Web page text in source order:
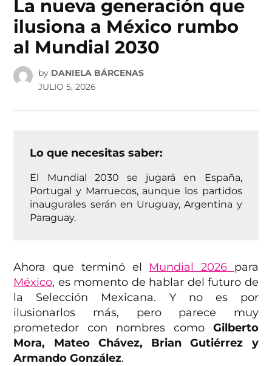
La nueva generación que
ilusiona a México rumbo
al Mundial 2030
by DANIELA BÁRCENAS
JULIO 5, 2026
Lo que necesitas saber:
El Mundial 2030 se jugará en España,
Portugal y Marruecos, aunque los partidos
inaugurales serán en Uruguay, Argentina y
Paraguay.
Ahora que terminó el Mundial 2026 para
México, es momento de hablar del futuro de
la Selección Mexicana. Y no es por
ilusionarlos más, pero parece muy
prometedor con nombres comoGilberto
Mora, Mateo Chávez, Brian Gutiérrez y
Armando González.